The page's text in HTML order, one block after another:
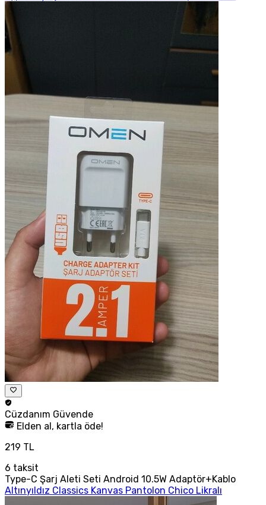
Cüzdanım Güvende
Elden al, kartla öde!
219 TL
6 taksit
Type-C Şarj Aleti Seti Android 10.5W Adaptör+Kablo
Altınyıldız Classics Kanvas Pantolon Chico Likralı